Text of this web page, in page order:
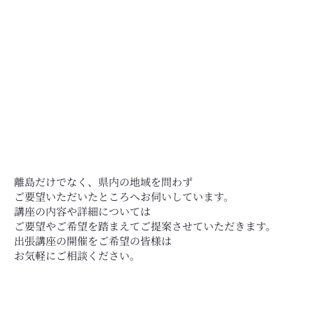
離島だけでなく、県内の地域を問わず
ご要望いただいたところへお伺いしています。
講座の内容や詳細については
ご要望やご希望を踏まえてご提案させていただきます。
出張講座の開催をご希望の皆様は
お気軽にご相談ください。